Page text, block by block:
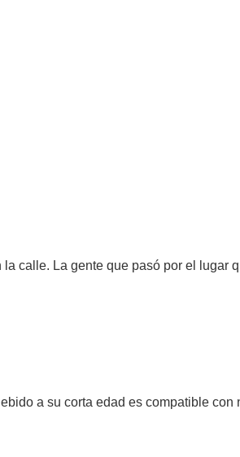
calle. La gente que pasó por el lugar
a su corta edad es compatible con